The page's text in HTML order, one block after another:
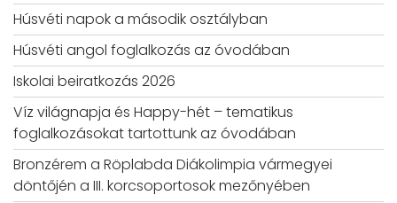
Húsvéti napok a második osztályban
Húsvéti angol foglalkozás az óvodában
Iskolai beiratkozás 2026
Víz világnapja és Happy-hét – tematikus
foglalkozásokat tartottunk az óvodában
Bronzérem a Röplabda Diákolimpia vármegyei
döntőjén a III. korcsoportosok mezőnyében